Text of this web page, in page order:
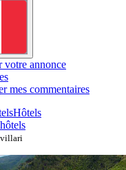
votre annonce
mes commentaires
Hôtels